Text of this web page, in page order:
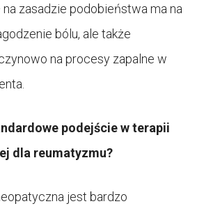
na zasadzie podobieństwa ma na
bólu, ale także
na procesy zapalne w
podejście w terapii
dla reumatyzmu?
jest bardzo